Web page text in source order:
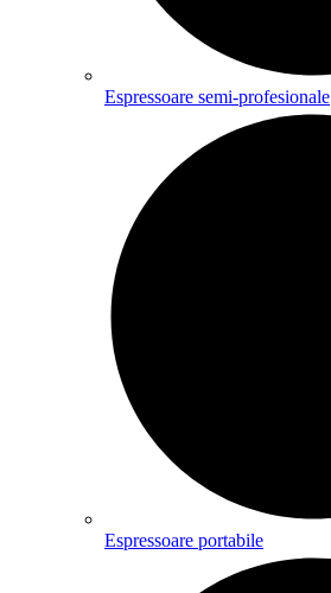
Espressoare semi-profesionale
Espressoare portabile